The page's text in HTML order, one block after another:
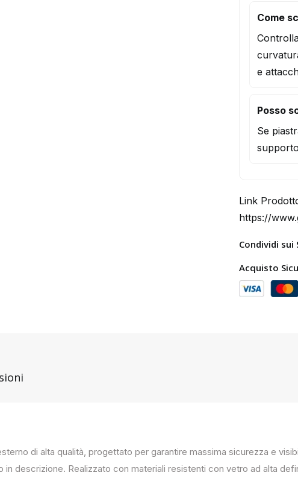
Come
e
Posso
Se
Link
https://
Condividi sui
Acquisto
di alta qualità, progettato per garantire massima sicurezza e
in descrizione. Realizzato con materiali resistenti con vetro ad alta